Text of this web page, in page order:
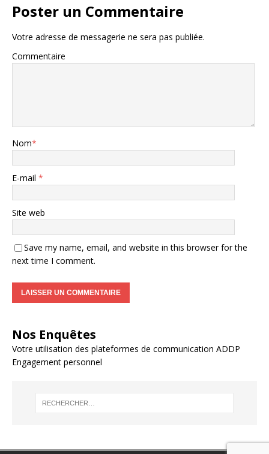
Poster un Commentaire
Votre adresse de messagerie ne sera pas publiée.
Commentaire
Nom*
E-mail *
Site web
Save my name, email, and website in this browser for the
next time I comment.
Nos Enquêtes
Votre utilisation des plateformes de communication ADDP
Engagement personnel